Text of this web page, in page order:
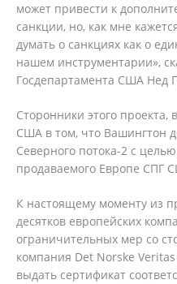
может привести к
санкции, но, как мне
думать о санкциях как о
нашем инструментарии»,
Госдепартамента США Нед
Сторонники этого
США в том, что Вашингтон
Северного потока-2 с
продаваемого Европе СПГ
К настоящему моменту из
десятков европейских
ограничительных мер со
компания Det Norske
выдать сертификат